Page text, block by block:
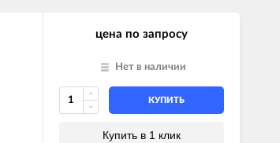
цена по запросу
Нет в наличии
КУПИТЬ
Купить в 1 клик